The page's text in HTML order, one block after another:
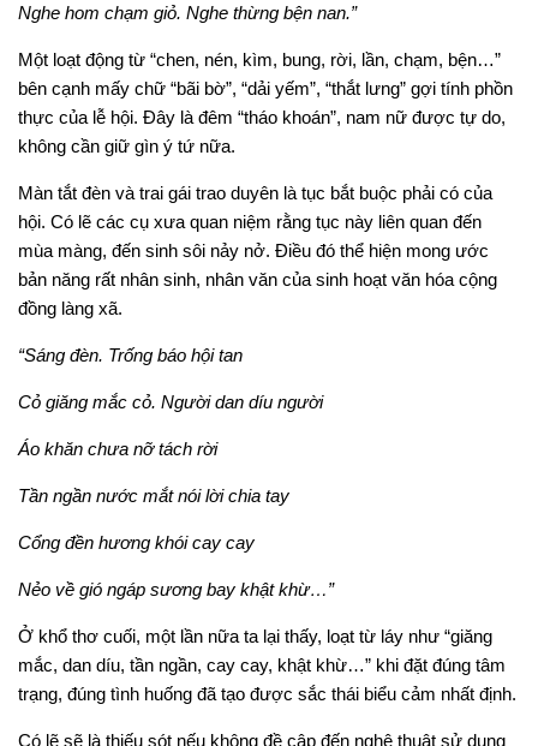
Nghe hom chạm giỏ. Nghe thừng bện nan.”
Một loạt động từ “chen, nén, kìm, bung, rời, lần, chạm, bện…”
bên cạnh mấy chữ “bãi bờ”, “dải yếm”, “thắt lưng” gợi tính phồn
thực của lễ hội. Đây là đêm “tháo khoán”, nam nữ được tự do,
không cần giữ gìn ý tứ nữa.
Màn tắt đèn và trai gái trao duyên là tục bắt buộc phải có của
hội. Có lẽ các cụ xưa quan niệm rằng tục này liên quan đến
mùa màng, đến sinh sôi nảy nở. Điều đó thể hiện mong ước
bản năng rất nhân sinh, nhân văn của sinh hoạt văn hóa cộng
đồng làng xã.
“Sáng đèn. Trống báo hội tan
Cỏ giăng mắc cỏ. Người dan díu người
Áo khăn chưa nỡ tách rời
Tần ngần nước mắt nói lời chia tay
Cổng đền hương khói cay cay
Nẻo về gió ngáp sương bay khật khừ…”
Ở khổ thơ cuối, một lần nữa ta lại thấy, loạt từ láy như “giăng
mắc, dan díu, tần ngần, cay cay, khật khừ…” khi đặt đúng tâm
trạng, đúng tình huống đã tạo được sắc thái biểu cảm nhất định.
Có lẽ sẽ là thiếu sót nếu không đề cập đến nghệ thuật sử dụng